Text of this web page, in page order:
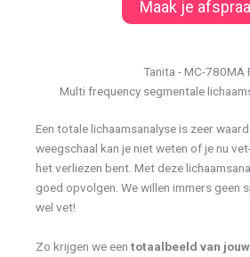
Maak je
Tanita - MC-780MA
Multi frequency segmentale
Een totale lichaamsanalyse is zeer
weegschaal kan je niet weten of je nu
het verliezen bent. Met deze
goed opvolgen. We willen immers geen
wel vet!
Zo krijgen we een totaalbeeld van